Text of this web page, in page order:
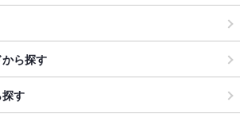
ら探す
す